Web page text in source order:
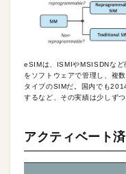
eSIMは、ISMIやMSISDNなど
をソフトウェアで管理し、複
タイプのSIMだ。国内でも
するなど、その実績は少しずつ
アクティベート